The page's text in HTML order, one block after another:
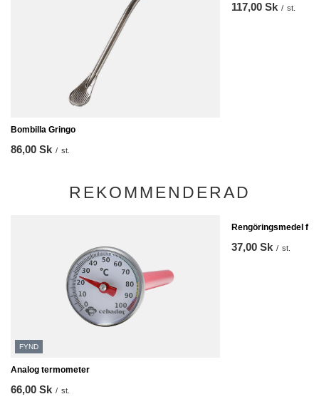
Bombilla Gringo
86,00 Sk / st.
117,00 Sk / st.
REKOMMENDERAD
FYND
Analog termometer
66,00 Sk / st.
Rengöringsmedel
37,00 Sk / st.